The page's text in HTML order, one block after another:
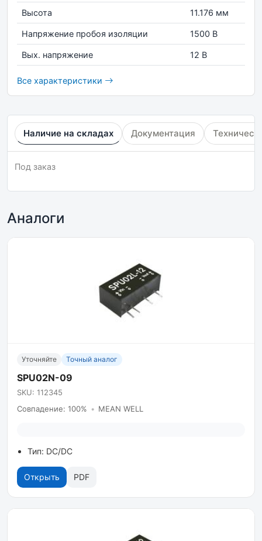
Высота 11.176 мм
Напряжение пробоя изоляции 1500 В
Вых. напряжение 12 В
Все характеристики
Наличие на складах Документация
Под заказ
Аналоги
Уточняйте Точный аналог
SPU02N-09
SKU: 112345
Совпадение: 100% • MEAN WELL
Тип: DC/DC
Открыть PDF